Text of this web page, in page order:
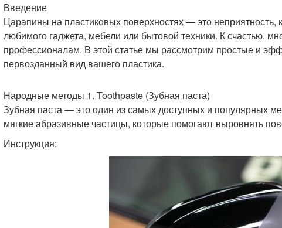
Разница между
капитальным и
Ремонт в панельной
Введение
Царапины на пластиковых поверхностях — это
любимого гаджета, мебели или бытовой техники. К счастью,
профессионалам. В этой статье мы рассмотрим простые и
первозданный вид вашего пластика.
Народные методы 1. Toothpaste (Зубная паста)
Зубная паста — это один из самых доступных и популярных
мягкие абразивные частицы, которые помогают выровнять
Инструкция: